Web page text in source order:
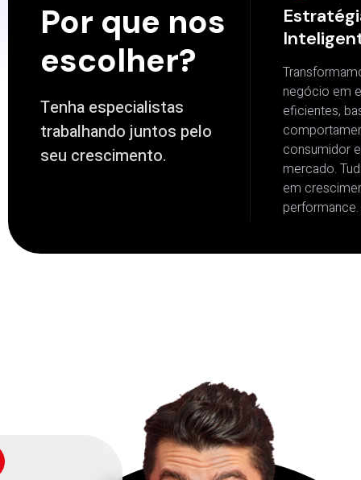
Por que nos
escolher?
Tenha especialistas
trabalhando juntos pelo
seu crescimento.
negócio em
eficientes,
consumidor
mercado.
em
performance.